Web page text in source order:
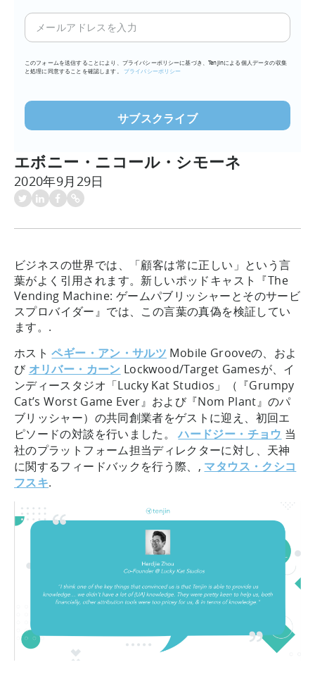
メ
ー
ア
レ
を
力
(必
須)
このフォームを送信することにより、プライバシーポリシーに基づき、Tenjinによる個人データの収集
と処理に同意することを確認します。
プライバシーポリシー
エボニー・ニコール・シモーネ
2020年9月29日
ビジネスの世界では、「顧客は常に正しい」という言
葉がよく引用されます。新しいポッドキャスト『The
Vending Machine: ゲームパブリッシャーとそのサービ
スプロバイダー』では、この言葉の真偽を検証してい
ます。.
ホストペギー・アン・サルツ Mobile Grooveの、およ
び オリバー・カーン Lockwood/Target Gamesが、イ
ンディースタジオ「Lucky Kat Studios」（『Grumpy
Cat’s Worst Game Ever』および『Nom Plant』のパ
ブリッシャー）の共同創業者をゲストに迎え、初回エ
ピソードの対談を行いました。ハードジー・チョウ 当
社のプラットフォーム担当ディレクターに対し、天神
に関するフィードバックを行う際、, マタウス・クシコ
フスキ.